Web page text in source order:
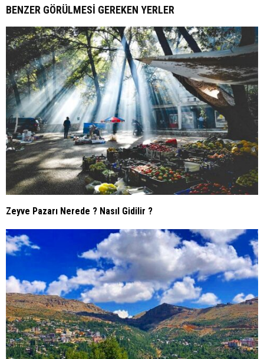
BENZER GÖRÜLMESI GEREKEN YERLER
Zeyve Pazarı Nerede ? Nasıl Gidilir ?